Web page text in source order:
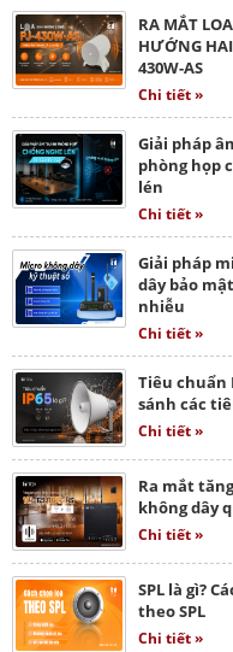
RA MẮT
HƯỚNG HAI
430W-AS
Chi tiết »
Giải pháp
phòng họp
lén
Chi tiết »
Giải pháp
dây bảo
nhiễu
Chi tiết »
Tiêu chuẩn
sánh các
Chi tiết »
Ra mắt
không dây
Chi tiết »
SPL là gì?
theo SPL
Chi tiết »